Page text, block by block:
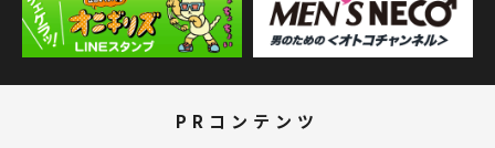
PRコンテンツ